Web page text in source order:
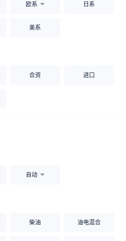
欧系 日系
美系
合资 进口
自动
柴油 油电混合